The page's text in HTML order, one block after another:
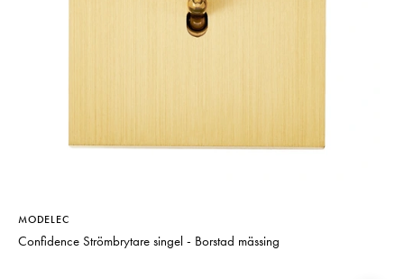
MODELEC
Confidence Strömbrytare singel - Borstad mässing